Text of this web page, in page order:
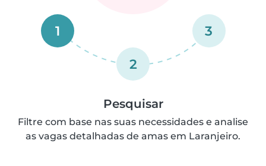
1
2
3
Pesquisar
Filtre com base nas suas necessidades e analise
as vagas detalhadas de amas em Laranjeiro.